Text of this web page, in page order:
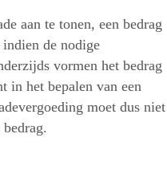
aan te tonen, een bedrag
de nodige
vormen het bedrag
in het bepalen van een
moet dus niet